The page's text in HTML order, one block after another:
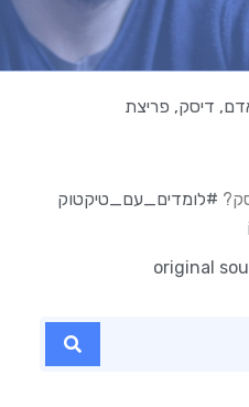
, דיסק, פריצת
#לומדים_עם_טיקטוק